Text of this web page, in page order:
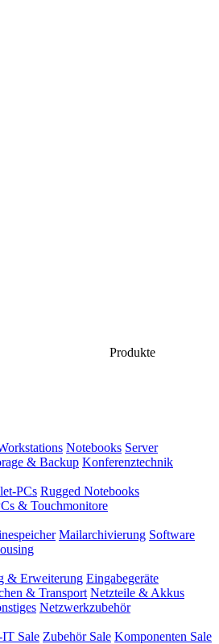
Produkte
Notebooks Server
& Backup Konferenztechnik
PCs Rugged Notebooks
& Touchmonitore
Mailarchivierung Software
& Erweiterung Eingabegeräte
& Transport Netzteile & Akkus
Netzwerkzubehör
Sale Zubehör Sale Komponenten Sale